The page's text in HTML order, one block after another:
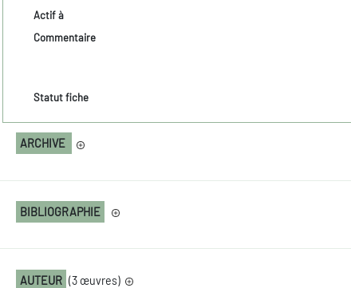
Actif à
Commentaire
Statut fiche
ARCHIVE
BIBLIOGRAPHIE
AUTEUR (3 œuvres)